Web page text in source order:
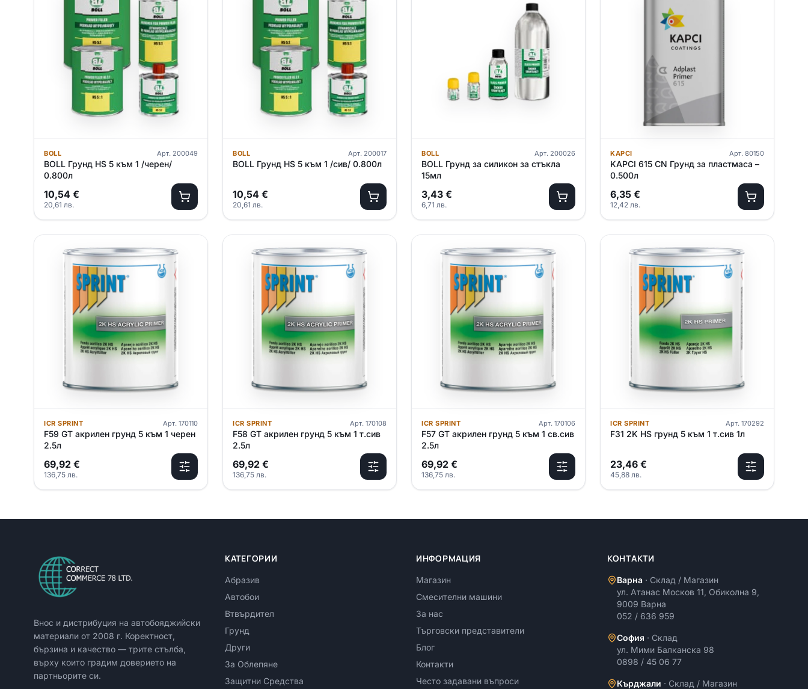
BOLL Арт. 200049
BOLL Грунд HS 5 към 1 /черен/
0.800л
10,54 €
20,61 лв.
BOLL Арт. 200017
BOLL Грунд HS 5 към 1 /сив/ 0.800л
10,54 €
20,61 лв.
BOLL Арт. 200026
BOLL Грунд за силикон за стъкла
15мл
3,43 €
6,71 лв.
KAPCI Арт. 80150
KAPCI 615 CN Грунд за пластмаса –
0.500л
6,35 €
12,42 лв.
ICR SPRINT Арт. 170110
F59 GT акрилен грунд 5 към 1 черен
2.5л
69,92 €
136,75 лв.
ICR SPRINT Арт. 170108
F58 GT акрилен грунд 5 към 1 т.сив
2.5л
69,92 €
136,75 лв.
ICR SPRINT Арт. 170106
F57 GT акрилен грунд 5 към 1 св.сив
2.5л
69,92 €
136,75 лв.
ICR SPRINT Арт. 170292
F31 2K HS грунд 5 към 1 т.сив 1л
23,46 €
45,88 лв.
Внос и дистрибуция на автобояджийски
материали от 2008 г. Коректност,
бързина и качество — трите стълба,
върху които градим доверието на
партньорите си.
КАТЕГОРИИ
Абразив
Автобои
Втвърдител
Грунд
Други
За Облепяне
Защитни Средства
ИНФОРМАЦИЯ
Магазин
Смесителни машини
За нас
Търговски представители
Блог
Контакти
Често задавани въпроси
КОНТАКТИ
Варна · Склад / Магазин
ул. Атанас Москов 11, Обиколна 9,
9009 Варна
052 / 636 959
София · Склад
ул. Мими Балканска 98
0898 / 45 06 77
Кърджали · Склад / Магазин